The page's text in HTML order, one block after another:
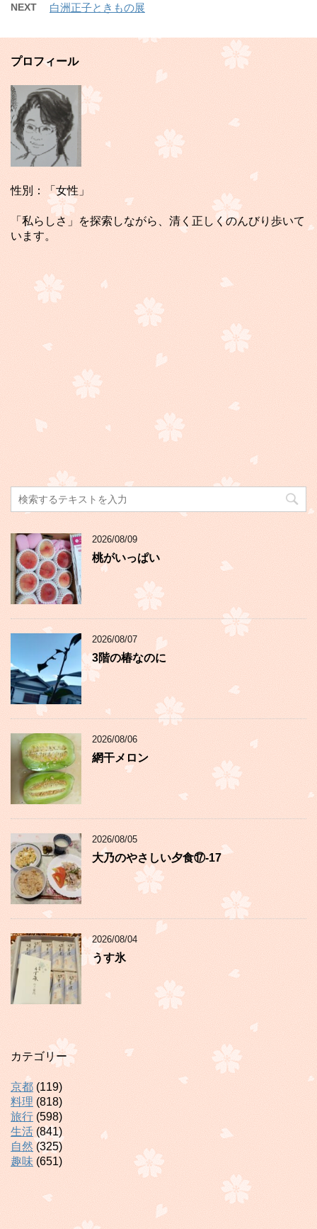
NEXT 白洲正子ときもの展
プロフィール
性別：「女性」
「私らしさ」を探索しながら、清く正しくのんびり歩いて
います。
2026/08/09
桃がいっぱい
2026/08/07
3階の椿なのに
2026/08/06
網干メロン
2026/08/05
大乃のやさしい夕食⑰-17
2026/08/04
うす氷
カテゴリー
京都 (119)
料理 (818)
旅行 (598)
生活(841)
自然 (325)
趣味 (651)